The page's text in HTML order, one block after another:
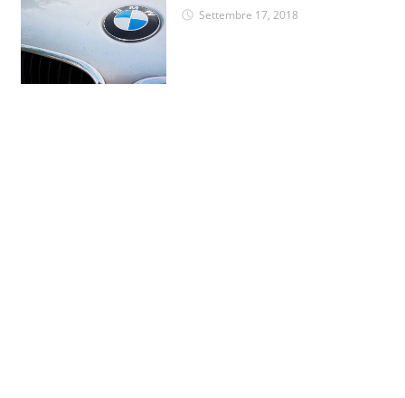
Settembre 17, 2018